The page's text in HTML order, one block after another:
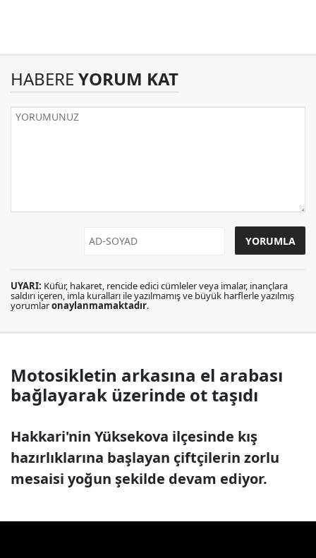
HABERE YORUM KAT
UYARI: Küfür, hakaret, rencide edici cümleler veya imalar, inançlara
saldırı içeren, imla kuralları ile yazılmamış ve büyük harflerle yazılmış
yorumlaronaylanmamaktadır.
Motosikletin arkasına el arabası
bağlayarak üzerinde ot taşıdı
Hakkari'nin Yüksekova ilçesinde kış
hazırlıklarına başlayan çiftçilerin zorlu
mesaisi yoğun şekilde devam ediyor.